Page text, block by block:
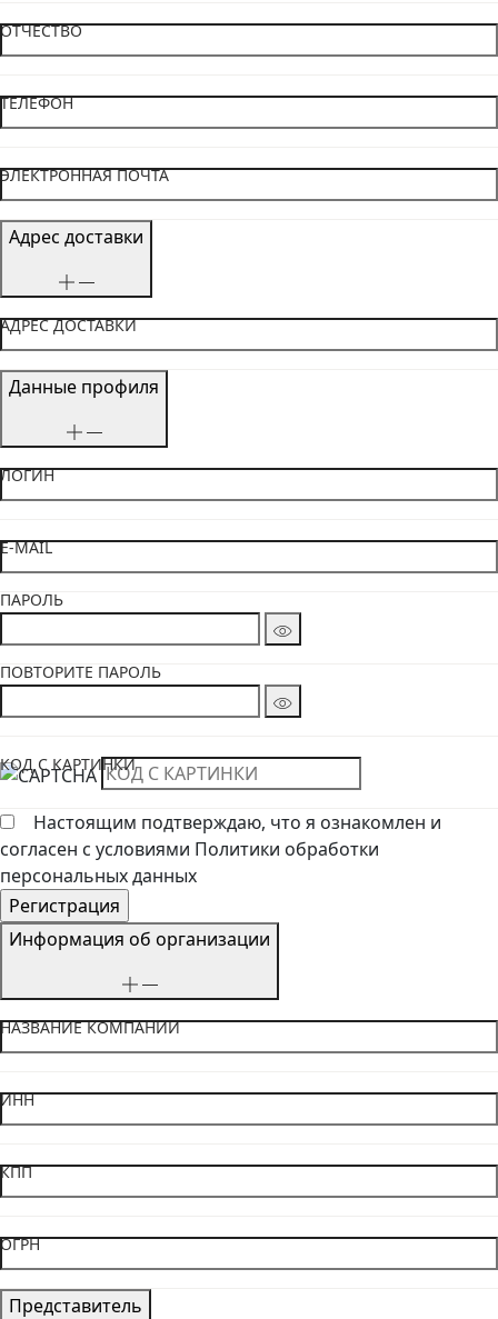
ОТЧЕСТВО
ТЕЛЕФОН
ЭЛЕКТРОННАЯ ПОЧТА
Адрес доставки
АДРЕС ДОСТАВКИ
Данные профиля
ЛОГИН
E-MAIL
ПАРОЛЬ
ПОВТОРИТЕ ПАРОЛЬ
КОД С КАРТИНКИ
Настоящим подтверждаю, что я ознакомлен и
согласен с условиями Политики обработки
персональных данных
Информация об организации
НАЗВАНИЕ КОМПАНИИ
ИНН
КПП
ОГРН
Представитель